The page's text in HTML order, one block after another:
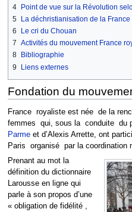
4 Point de vue sur la Révolution
5 La déchristianisation de la France
6
Le cri du Chouan
7 Activités du mouvement France
8
Bibliographie
9
Liens externes
Fondation du
France royaliste est née de la
femmes qui, sous la conduite du
Parmeet d’Alexis Arrette, ont
Paris organisé par la coordination
Prenant au mot la
définition du dictionnaire
Larousse en ligne qui
parle à son propos d’une
« obligation de fidélité ,